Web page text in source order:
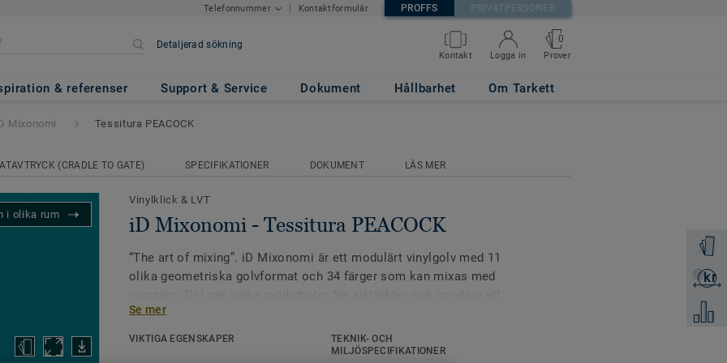
Telefonnummer Kontaktformulär PROFFS PRIVATPERSONER
Detaljerad sökning
Kontakt Logga in
0
Prover
& referenser Support & Service Dokument Hållbarhet Om Tarkett
PEACOCK
Beställ
kr
Jämför
Mixonomi Tessitura PEACOCK
(CRADLE TO GATE) SPECIFIKATIONER DOKUMENT LÄS MER
i olika rum
Vinylklick & LVT
iD Mixonomi - Tessitura PEACOCK
“The art of mixing”. iD Mixonomi är ett modulärt vinylgolv med 11
olika geometriska golvformat och 34 färger som kan mixas med
designa spännande och skräddarsydda golvlösningar med
oändliga kombinationsmöjligheter. I april 2017 vann iD Mixonomi
produktdesignpriset i den ansedda internationella designtävlingen
Se mer
VIKTIGA EGENSKAPER
TEKNIK- OCH
MILJÖSPECIFIKATIONER